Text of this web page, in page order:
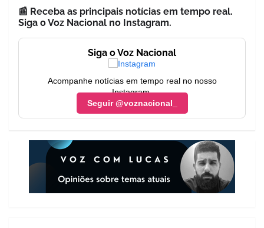
📰 Receba as principais notícias em tempo real.
Siga o Voz Nacional no Instagram.
Siga o Voz Nacional
Acompanhe notícias em tempo real no nosso
Instagram.
Seguir @voznacional_